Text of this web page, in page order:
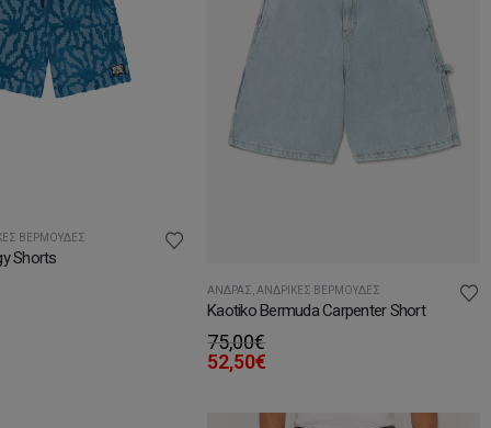
ΒΕΡΜΟΎΔΕΣ
Shorts
ΆΝΔΡΑΣ ΑΝΔΡΙΚΈΣ ΒΕΡΜΟΎΔΕΣ
Kaotiko Bermuda Carpenter Short
75,00€
52,50€